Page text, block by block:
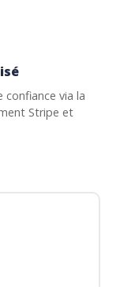
via la
Stripe et